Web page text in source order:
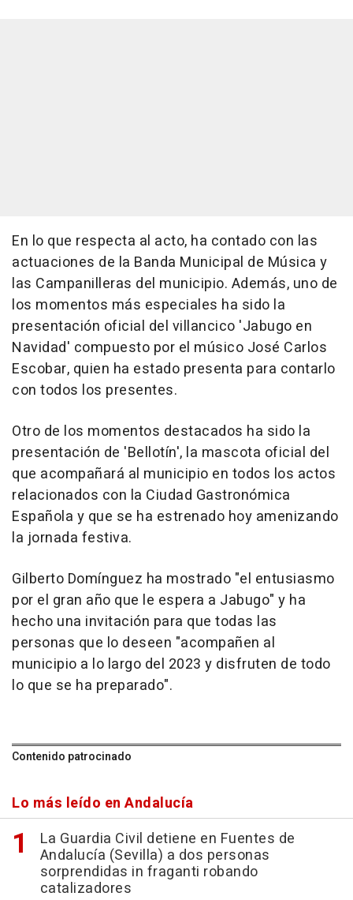
En lo que respecta al acto, ha contado con las
actuaciones de la Banda Municipal de Música y
las Campanilleras del municipio. Además, uno de
los momentos más especiales ha sido la
presentación oficial del villancico 'Jabugo en
Navidad' compuesto por el músico José Carlos
Escobar, quien ha estado presenta para contarlo
con todos los presentes.
Otro de los momentos destacados ha sido la
presentación de 'Bellotín', la mascota oficial del
que acompañará al municipio en todos los actos
relacionados con la Ciudad Gastronómica
Española y que se ha estrenado hoy amenizando
la jornada festiva.
Gilberto Domínguez ha mostrado "el entusiasmo
por el gran año que le espera a Jabugo" y ha
hecho una invitación para que todas las
personas que lo deseen "acompañen al
municipio a lo largo del 2023 y disfruten de todo
lo que se ha preparado".
Contenido patrocinado
Lo más leído en Andalucía
La Guardia Civil detiene en Fuentes de
Andalucía (Sevilla) a dos personas
sorprendidas in fraganti robando
catalizadores